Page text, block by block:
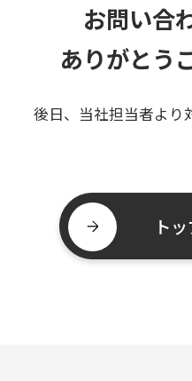
お問い合
ありがとう
後日、当社担当者より
ト